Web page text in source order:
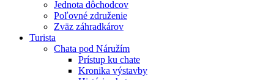
Jednota dôchodcov
Poľovné združenie
Zväz záhradkárov
Turista
Chata pod Náružím
Prístup ku chate
Kronika výstavby